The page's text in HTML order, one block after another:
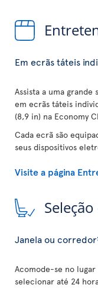
Em ecrãs táteis
Assista a uma
em ecrãs táteis
(8,9 in) na Economy
Cada ecrã são
seus dispositivos
Visite a página
Janela ou
Acomode-se no
selecionar até 24